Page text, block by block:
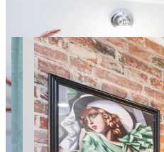
SuperApart
29